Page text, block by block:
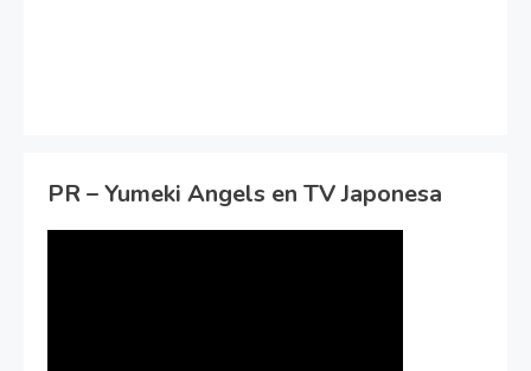
PR – Yumeki Angels en TV Japonesa